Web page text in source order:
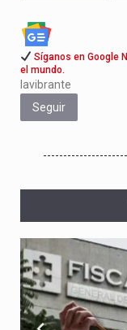
Síganos en Google
el mundo.
lavibrante
Seguir